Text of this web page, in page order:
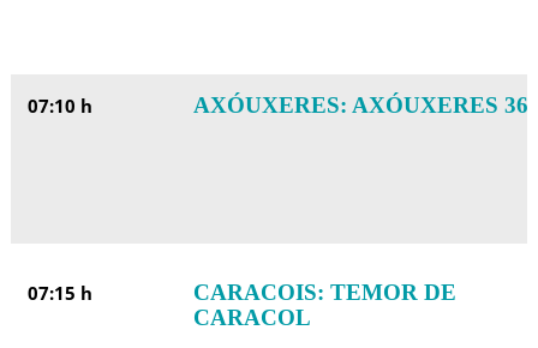
07:10 h AXÓUXERES: AXÓUXERES 36
07:15 h
CARACOIS: TEMOR DE
CARACOL